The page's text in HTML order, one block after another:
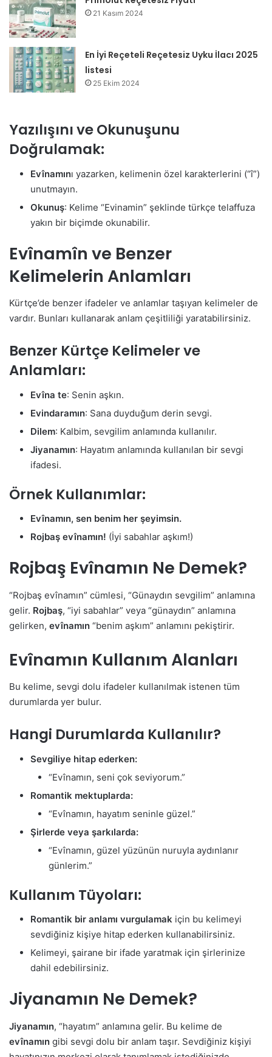
21 Kasım 2024
En İyi Reçeteli Reçetesiz Uyku İlacı 2025
listesi
25 Ekim 2024
Yazılışını ve Okunuşunu
Doğrulamak:
Evînamını yazarken, kelimenin özel karakterlerini (“î”)
unutmayın.
Okunuş: Kelime “Evinamin” şeklinde türkçe telaffuza
yakın bir biçimde okunabilir.
Evînamîn ve Benzer
Kelimelerin Anlamları
Kürtçe’de benzer ifadeler ve anlamlar taşıyan kelimeler de
vardır. Bunları kullanarak anlam çeşitliliği yaratabilirsiniz.
Benzer Kürtçe Kelimeler ve
Anlamları:
Evîna te: Senin aşkın.
Evindaramın: Sana duyduğum derin sevgi.
Dilem: Kalbim, sevgilim anlamında kullanılır.
Jiyanamın: Hayatım anlamında kullanılan bir sevgi
ifadesi.
Örnek Kullanımlar:
Evînamın, sen benim her şeyimsin.
Rojbaş evînamın! (İyi sabahlar aşkım!)
Rojbaş Evînamın Ne Demek?
“Rojbaş evînamın” cümlesi, “Günaydın sevgilim” anlamına
gelir. Rojbaş, “iyi sabahlar” veya “günaydın” anlamına
gelirken, evînamın “benim aşkım” anlamını pekiştirir.
Evînamın Kullanım Alanları
Bu kelime, sevgi dolu ifadeler kullanılmak istenen tüm
durumlarda yer bulur.
Hangi Durumlarda Kullanılır?
Sevgiliye hitap ederken:
“Evînamın, seni çok seviyorum.”
Romantik mektuplarda:
“Evînamın, hayatım seninle güzel.”
Şirlerde veya şarkılarda:
“Evînamın, güzel yüzünün nuruyla aydınlanır
günlerim.”
Kullanım Tüyoları:
Romantik bir anlamı vurgulamak için bu kelimeyi
sevdiğiniz kişiye hitap ederken kullanabilirsiniz.
Kelimeyi, şairane bir ifade yaratmak için şirlerinize
dahil edebilirsiniz.
Jiyanamın Ne Demek?
Jiyanamın, “hayatım” anlamına gelir. Bu kelime de
evînamın gibi sevgi dolu bir anlam taşır. Sevdiğiniz kişiyi